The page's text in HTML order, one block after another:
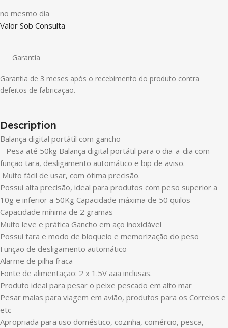
no mesmo dia
Valor Sob Consulta
Garantia
Garantia de 3 meses após o recebimento do produto contra
defeitos de fabricação.
Description
Balança digital portátil com gancho
– Pesa até 50kg Balança digital portátil para o dia-a-dia com
função tara, desligamento automático e bip de aviso.
Muito fácil de usar, com ótima precisão.
Possui alta precisão, ideal para produtos com peso superior a
10g e inferior a 50Kg Capacidade máxima de 50 quilos
Capacidade mínima de 2 gramas
Muito leve e prática Gancho em aço inoxidável
Possui tara e modo de bloqueio e memorização do peso
Função de desligamento automático
Alarme de pilha fraca
Fonte de alimentação: 2 x 1.5V aaa inclusas.
Produto ideal para pesar o peixe pescado em alto mar
Pesar malas para viagem em avião, produtos para os Correios e
etc
Apropriada para uso doméstico, cozinha, comércio, pesca,